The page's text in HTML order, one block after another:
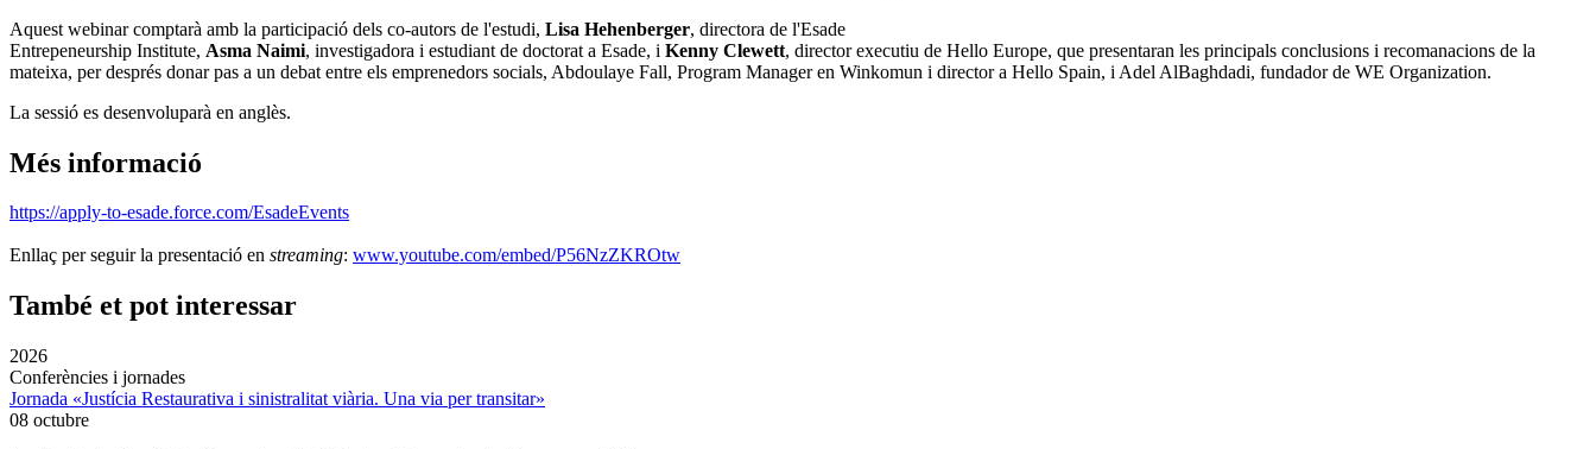
Aquest webinar comptarà amb la participació dels co-autors de l'estudi, Lisa Hehenberger, directora de l'Esade
Entrepeneurship Institute, Asma Naimi, investigadora i estudiant de doctorat a Esade, i Kenny Clewett, director executiu de Hello Europe, que presentaran les principals conclusions i recomanacions de la
mateixa, per després donar pas a un debat entre els emprenedors socials, Abdoulaye Fall, Program Manager en Winkomun i director a Hello Spain, i Adel AlBaghdadi, fundador de WE Organization.
La sessió es desenvoluparà en anglès.
Més informació
https://apply-to-esade.force.com/EsadeEvents
Enllaç per seguir la presentació en streaming: www.youtube.com/embed/P56NzZKROtw
També et pot interessar
2026
Conferències i jornades
Jornada «Justícia Restaurativa i sinistralitat viària. Una via per transitar»
08 octubre